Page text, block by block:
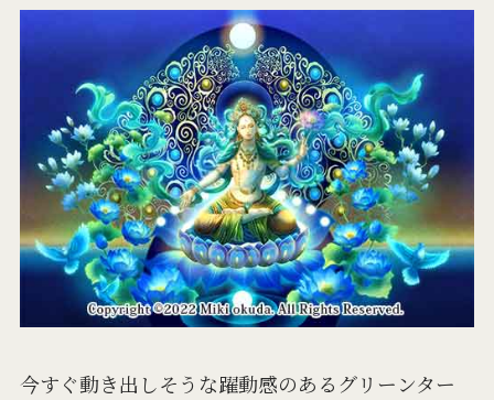
今すぐ動き出しそうな躍動感のあるグリーンター